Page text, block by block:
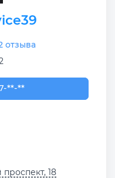
отзыва
92-68
**-**
18